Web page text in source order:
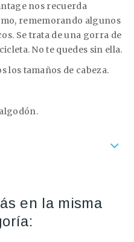
nos recuerda
rememorando algunos
Se trata de una gorra de
No te quedes sin ella.
los tamaños de cabeza.
en la misma